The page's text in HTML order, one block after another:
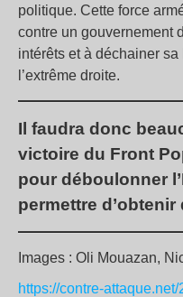
politique. Cette force
contre un gouvernement
intérêts et à déchainer sa
l’extrême droite.
Il faudra donc
victoire du Front
pour déboulonner
permettre
Images : Oli Mouazan,
https://contre-